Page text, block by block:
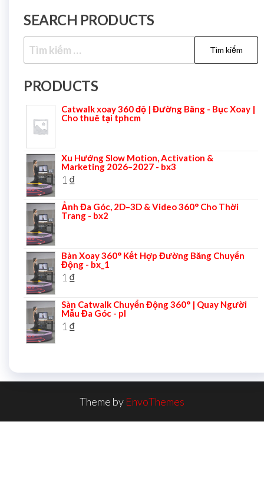
SEARCH PRODUCTS
PRODUCTS
Catwalk xoay 360 độ | Đường Băng - Bục Xoay |
Cho thuê tại tphcm
Xu Hướng Slow Motion, Activation &
Marketing 2026–2027 - bx3
1 ₫
Ảnh Đa Góc, 2D–3D & Video 360° Cho Thời
Trang - bx2
Bàn Xoay 360° Kết Hợp Đường Băng Chuyển
Động - bx_1
1 ₫
Sàn Catwalk Chuyển Động 360° | Quay Người
Mẫu Đa Góc - pl
1 ₫
Theme by EnvoThemes